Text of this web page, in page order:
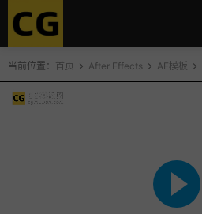
当前位置： 首页 After Effects AE模板